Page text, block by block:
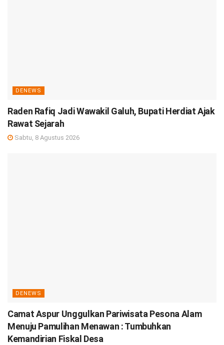
DENEWS
Raden Rafiq Jadi Wawakil Galuh, Bupati Herdiat Ajak
Rawat Sejarah
Sabtu, 8 Agustus 2026
DENEWS
Camat Aspur Unggulkan Pariwisata Pesona Alam
Menuju Pamulihan Menawan : Tumbuhkan
Kemandirian Fiskal Desa